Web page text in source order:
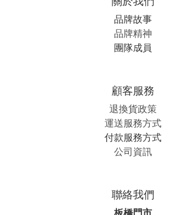
品牌故事
品牌精神
團隊成員
顧客服務
退換貨政策
運送服務方式
付款服務方式
公司資訊
聯絡我們